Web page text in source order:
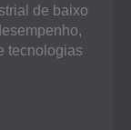
de baixo
tecnologias